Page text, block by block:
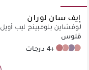
إيف سان لوران
لوفشاين بلومبينج ليب أويل
جلووس
قلوس
2 Lucky Moonstone
1 Thunder Stealer
6 Espresso Stardust
44 Nude Lavallière +4 درجات